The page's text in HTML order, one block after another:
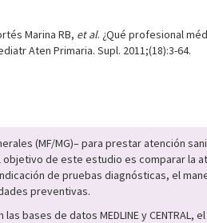
Marina RB, et al. ¿Qué profesional
Aten Primaria. Supl. 2011;(18):3-64.
(MF/MG)– para prestar atención
de este estudio es comparar la
de pruebas diagnósticas, el
preventivas.
bases de datos MEDLINE y CENTRAL,